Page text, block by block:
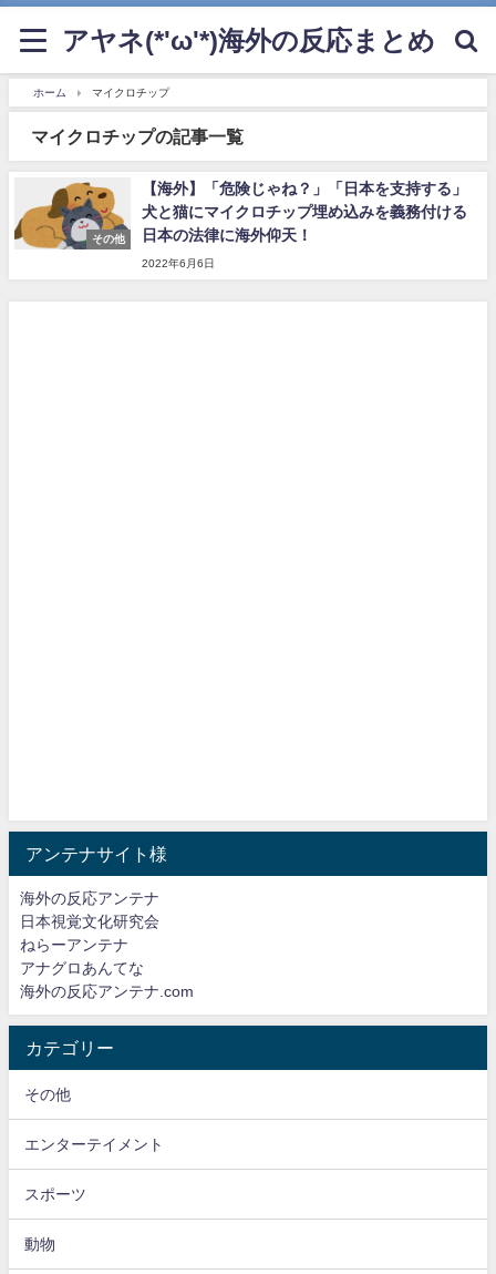
アヤネ(*'ω'*)海外の反応まとめ
ホーム マイクロチップ
マイクロチップの記事一覧
その他
【海外】「危険じゃね？」「日本を支持する」
犬と猫にマイクロチップ埋め込みを義務付ける
日本の法律に海外仰天！
2022年6月6日
アンテナサイト様
海外の反応アンテナ
日本視覚文化研究会
ねらーアンテナ
アナグロあんてな
海外の反応アンテナ.com
カテゴリー
その他
エンターテイメント
スポーツ
動物